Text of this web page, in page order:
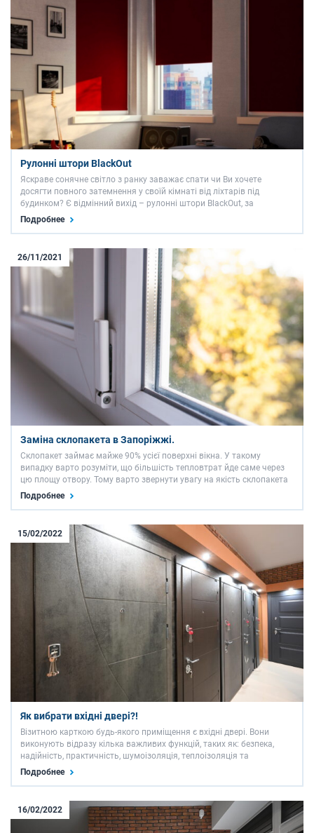
Рулонні штори BlackOut
Яскраве сонячне світло з ранку заважає спати чи Ви хочете
досягти повного затемнення у своїй кімнаті від ліхтарів під
будинком? Є відмінний вихід – рулонні штори BlackOut, за
допомогою яких досягається 100% затемнення в кімнаті.
Батьківщиною тканини BlackOut вважається Фінляндія, де …
Подробнее
26/11/2021
Заміна склопакета в Запоріжжі.
Склопакет займає майже 90% усієї поверхні вікна. У такому
випадку варто розуміти, що більшість тепловтрат йде саме через
цю площу отвору. Тому варто звернути увагу на якість склопакета
та його функціональність саме у Вашому випадку. Конструкція
склопакета Склопакет є конструкцією з …
Подробнее
15/02/2022
Як вибрати вхідні двері?!
Візитною карткою будь-якого приміщення є вхідні двері. Вони
виконують відразу кілька важливих функцій, таких як: безпека,
надійність, практичність, шумоізоляція, теплоізоляція та
гармонійність в інтер’єрі/екстер’єрі будинку чи квартири. Купити
металеві вхідні двері в Запоріжжі досить просто, …
Подробнее
16/02/2022